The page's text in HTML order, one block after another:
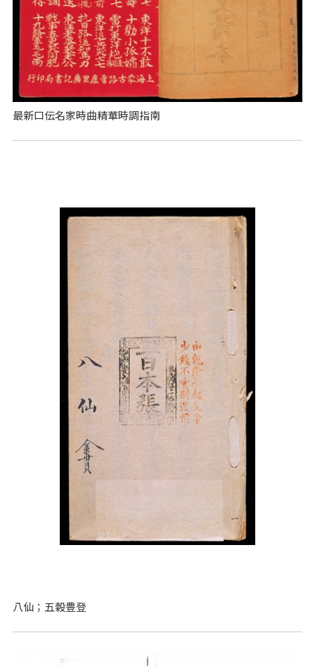
最新口伝名家時曲精華時調指南
八仙；五穀豊登